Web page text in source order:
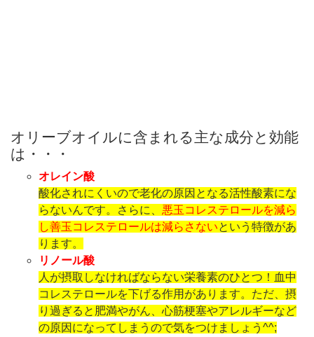
オリーブオイルに含まれる主な成分と効能
は・・・
オレイン酸
酸化されにくいので老化の原因となる活性酸素にな
らないんです。さらに、 悪玉コレステロールを減ら
し善玉コレステロールは減らさないという特徴があ
ります。
リノール酸
人が摂取しなければならない栄養素のひとつ！血中
コレステロールを下げる作用があります。ただ、摂
り過ぎると肥満やがん、心筋梗塞やアレルギーなど
の原因になってしまうので気をつけましょう^^;